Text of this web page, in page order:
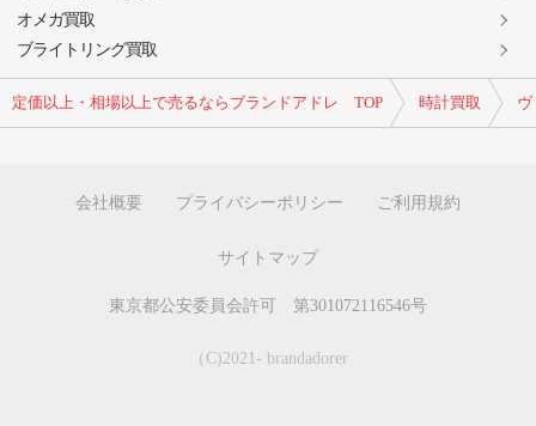
定価以上・相場以上で売るならブランドアドレ TOP 時計買取
オメガ買取
ブライトリング買取
会社概要 プライバシーポリシー ご利用規約
サイトマップ
東京都公安委員会許可 第301072116546号
（C)2021- brandadorer